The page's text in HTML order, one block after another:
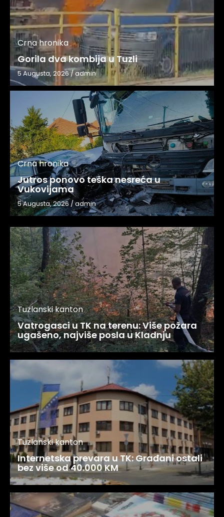
Crna hronika
Gorila dva kombija u Tuzli
5 Augusta, 2026/admin
Crna hronika
Jutros ponovo teška nesreća u
Vukovijama
5 Augusta, 2026/admin
Tuzlanski kanton
Vatrogasci u TK na terenu: Više požara
ugašeno, najviše posla u Kladnju
Tuzlanski kanton
Internetska prevara u TK: Građani ostali
bez više od 40.000 KM